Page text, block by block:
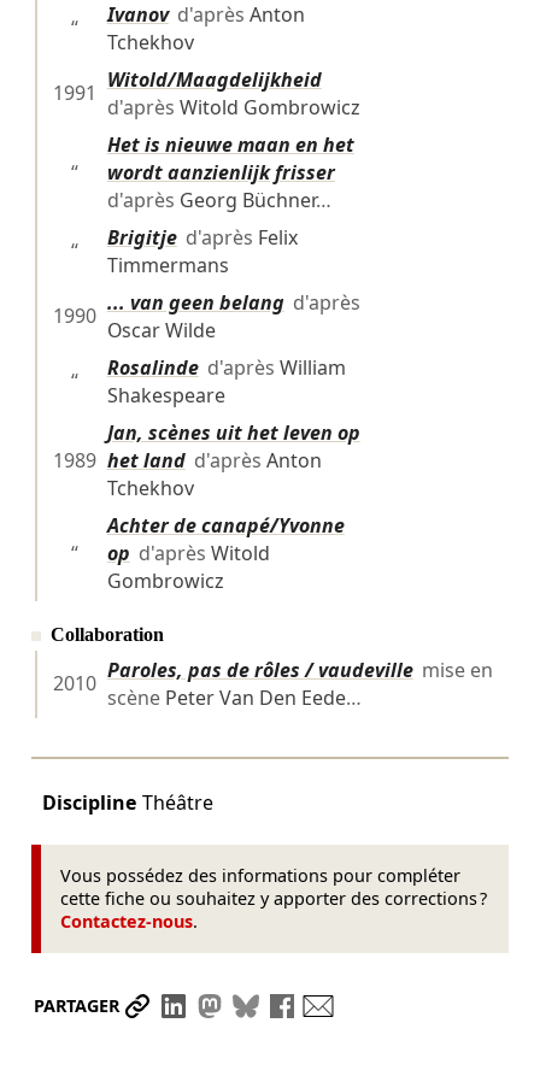
“
Ivanovd'après Anton
Tchekhov
1991 Witold/Maagdelijkheid
d'après Witold Gombrowicz
“
Het is nieuwe maan en het
wordt aanzienlijk frisser
d'après Georg Büchner…
“
Brigitjed'après Felix
Timmermans
1990 ... van geen belangd'après
Oscar Wilde
“
Rosalinded'après William
Shakespeare
1989
Jan, scènes uit het leven op
het landd'après Anton
Tchekhov
“
Achter de canapé/Yvonne
op d'après Witold
Gombrowicz
Collaboration
2010 Paroles, pas de rôles / vaudevillemise en
scène Peter Van Den Eede…
Discipline Théâtre
Vous possédez des informations pour compléter
cette fiche ou souhaitez y apporter des corrections ?
Contactez-nous.
PARTAGER Partager le lien
Partager sur LinkedIn
Partager sur Mastodon
Partager sur Bluesky
Partager sur Facebook